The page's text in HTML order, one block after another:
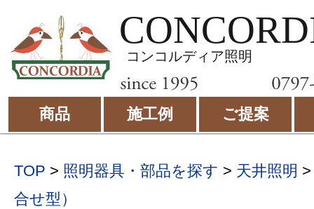
コンコルディア照明
商品 施工例 ご提案
TOP > 照明器具・部品を探す > 天井照明
合せ型）